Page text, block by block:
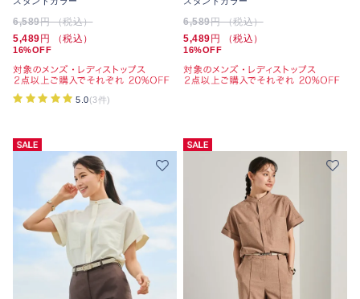
6,589円 （税込）
5,489 円 （税込）
16%OFF
5.0(3件)
6,589円 （税込）
5,489 円 （税込）
16%OFF